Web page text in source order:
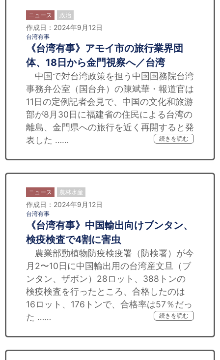
ニュース 政治
作成日：2024年9月12日
台湾有事
《台湾有事》アモイ市の旅行業界団
体、18日から金門視察へ／台湾
中国で対台湾政策を担う中国国務院台湾
事務弁公室（国台弁）の陳斌華・報道官は
11日の定例記者会見で、中国の文化和旅游
部が8月30日に福建省の住民による台湾の
離島、金門県への旅行を近く再開すると発
表した ……
続きを読む
ニュース 農林水産
作成日：2024年9月12日
台湾有事
《台湾有事》中国輸出向けブンタン、
検疫検査で4割に害虫
農業部動植物防疫検疫署（防検署）が今
月2〜10日に中国輸出用の台湾産文旦（ブ
ンタン、ザボン）28ロット、388トンの
検疫検査を行ったところ、合格したのは
16ロット、176トンで、合格率は57％だっ
た ……
続きを読む